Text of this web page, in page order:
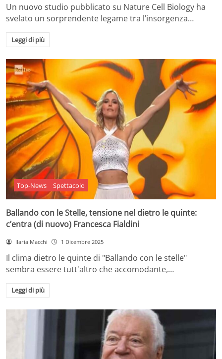
Un nuovo studio pubblicato su Nature Cell Biology ha
svelato un sorprendente legame tra l’insorgenza…
Leggi di più
Top-News Spettacolo
Ballando con le Stelle, tensione nel dietro le quinte:
c’entra (di nuovo) Francesca Fialdini
Ilaria Macchi 1 Dicembre 2025
Il clima dietro le quinte di "Ballando con le stelle"
sembra essere tutt'altro che accomodante,…
Leggi di più